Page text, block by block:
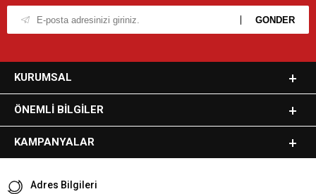
KURUMSAL
ÖNEMLI BILGILER
KAMPANYALAR
Adres Bilgileri